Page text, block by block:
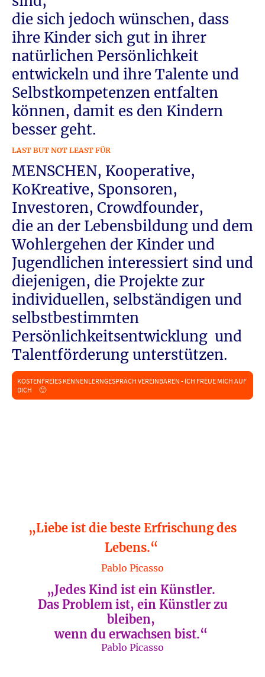
die sich jedoch wünschen, dass
ihre Kinder sich gut in ihrer
natürlichen Persönlichkeit
entwickeln und ihre Talente und
Selbstkompetenzen entfalten
können, damit es den Kindern
besser geht.
LAST BUT NOT LEAST FÜR
MENSCHEN, Kooperative,
KoKreative, Sponsoren,
Investoren, Crowdfounder,
die an der Lebensbildung und dem
Wohlergehen der Kinder und
Jugendlichen interessiert sind und
diejenigen, die Projekte zur
individuellen, selbständigen und
selbstbestimmten
Persönlichkeitsentwicklung und
Talentförderung unterstützen.
KOSTENFREIES KENNENLERNGESPRÄCH VEREINBAREN - ICH FREUE MICH AUF
DICH 🙂
„Liebe ist die beste Erfrischung des
Lebens.“
Pablo Picasso
„Jedes Kind ist ein Künstler.
Das Problem ist, ein Künstler zu
bleiben,
wenn du erwachsen bist.“
Pablo Picasso